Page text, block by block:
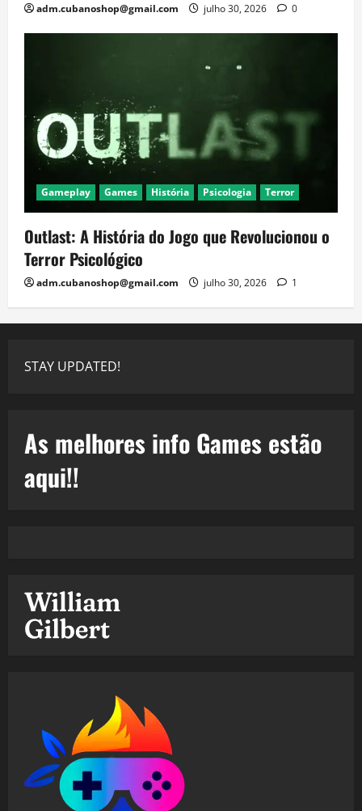
adm.cubanoshop@gmail.com julho 30, 2026 0
Gameplay Games História Psicologia Terror
Outlast: A História do Jogo que Revolucionou o
Terror Psicológico
adm.cubanoshop@gmail.com julho 30, 2026 1
STAY UPDATED!
As melhores info Games estão
aqui!!